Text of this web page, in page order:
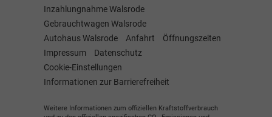
Inzahlungnahme Walsrode
Gebrauchtwagen Walsrode
Autohaus Walsrode
Anfahrt
Öffnungszeiten
Impressum
Datenschutz
Cookie-Einstellungen
Informationen zur Barrierefreiheit
Weitere Informationen zum offiziellen Kraftstoffverbrauch